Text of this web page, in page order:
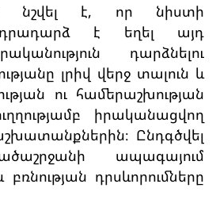
նշվել է, որ նիստի
է եղել այդ
դարձնելու
լրիվ վերջ տալուն և
ու համերաշխության
իրականացվող
Ընդգծվել
ապագայում
դրսևորումները